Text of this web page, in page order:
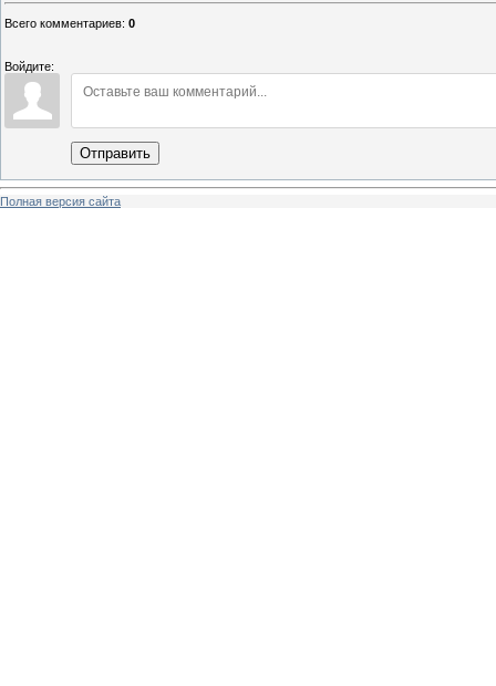
Всего комментариев: 0
Войдите:
Отправить
Полная версия сайта